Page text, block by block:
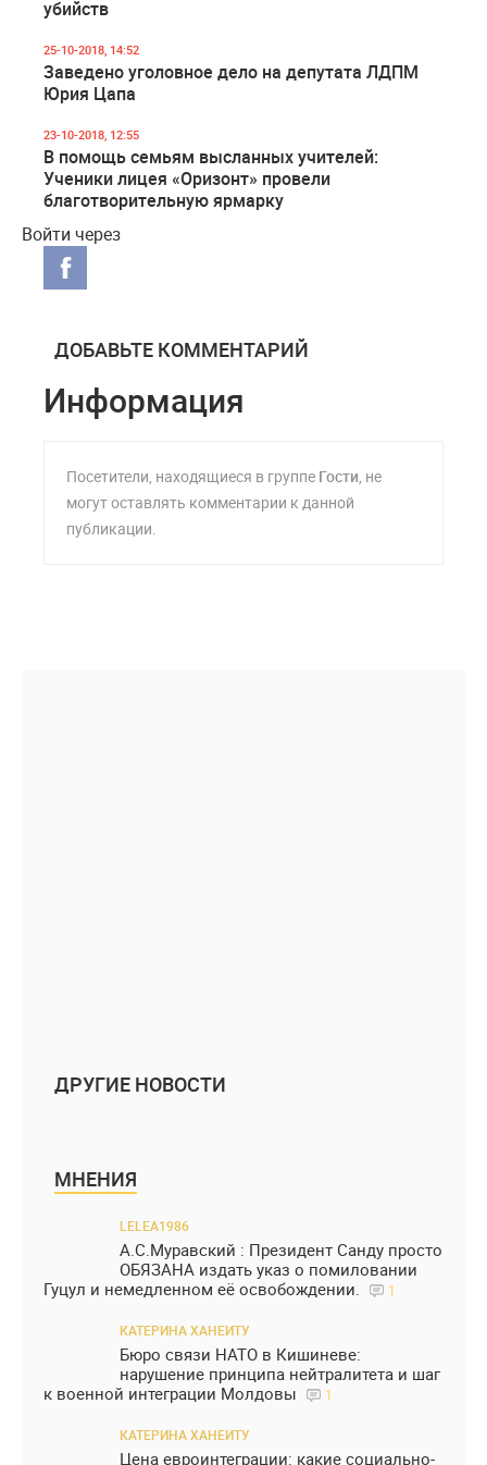
убийств
25-10-2018, 14:52
Заведено уголовное дело на депутата ЛДПМ
Юрия Цапа
23-10-2018, 12:55
В помощь семьям высланных учителей:
Ученики лицея «Оризонт» провели
благотворительную ярмарку
Войти через
ДОБАВЬТЕ КОММЕНТАРИЙ
Информация
Посетители, находящиеся в группе Гости, не
могут оставлять комментарии к данной
публикации.
ДРУГИЕ НОВОСТИ
МНЕНИЯ
LELEA1986
А.С.Муравский : Президент Санду просто
ОБЯЗАНА издать указ о помиловании
Гуцул и немедленном её освобождении.
1
КАТЕРИНА ХАНЕИТУ
Бюро связи НАТО в Кишиневе:
нарушение принципа нейтралитета и шаг
к военной интеграции Молдовы
1
КАТЕРИНА ХАНЕИТУ
Цена евроинтеграции: какие социально-